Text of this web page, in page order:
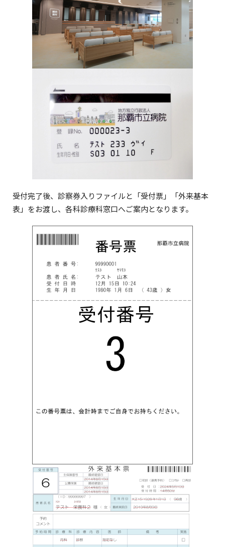
受付完了後、診察券入りファイルと「受付票」「外来基本
表」をお渡し、各科診療科窓口へご案内となります。